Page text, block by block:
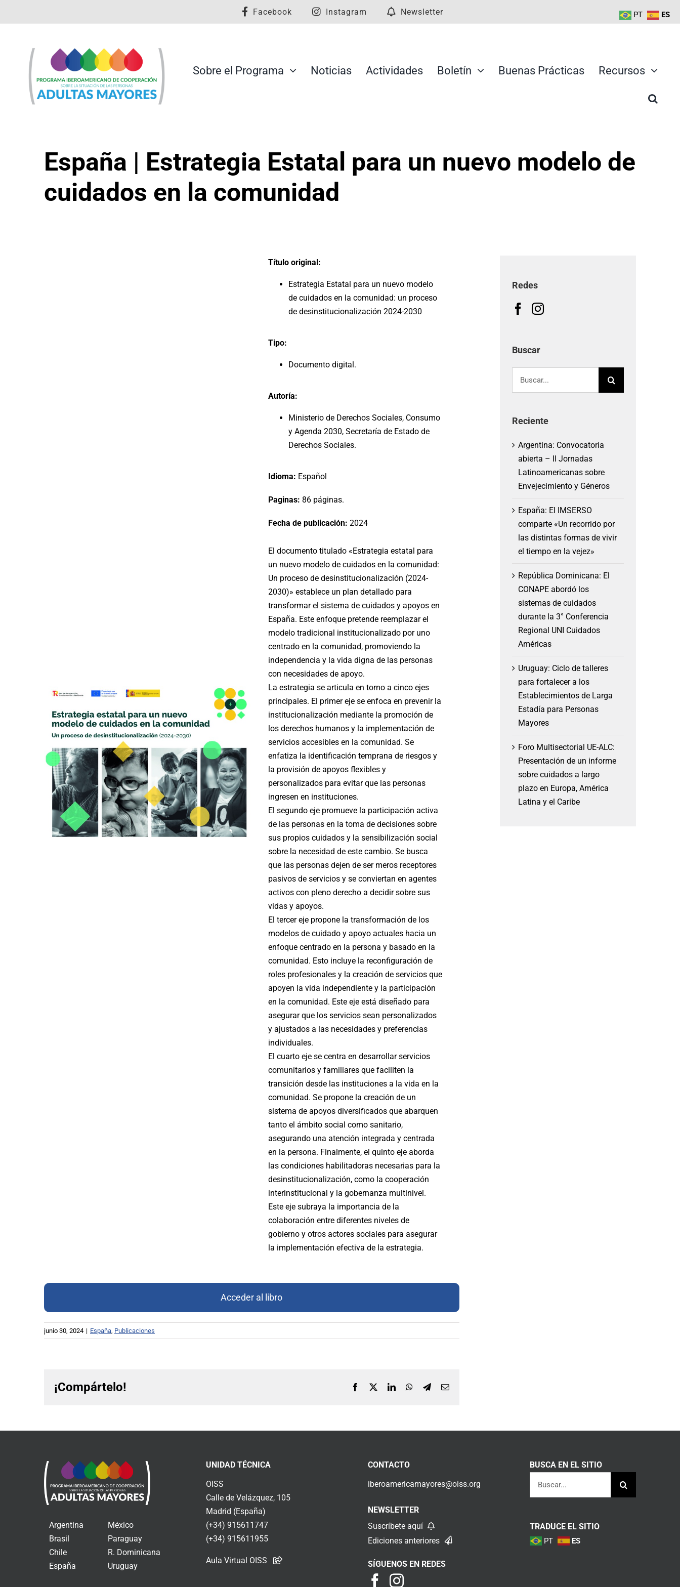
Facebook Instagram Newsletter
Sobre el Programa Noticias Actividades Boletín Buenas Prácticas Recursos
España | Estrategia Estatal para un nuevo modelo de
cuidados en la comunidad
Título original:
Estrategia Estatal para un nuevo modelo
de cuidados en la comunidad: un proceso
de desinstitucionalización 2024-2030
Tipo:
Documento digital.
Autoría:
Ministerio de Derechos Sociales, Consumo
y Agenda 2030, Secretaría de Estado de
Derechos Sociales.
Idioma: Español
Paginas: 86 páginas.
Fecha de publicación: 2024
El documento titulado «Estrategia estatal para
un nuevo modelo de cuidados en la comunidad:
Un proceso de desinstitucionalización (2024-
2030)» establece un plan detallado para
transformar el sistema de cuidados y apoyos en
España. Este enfoque pretende reemplazar el
modelo tradicional institucionalizado por uno
centrado en la comunidad, promoviendo la
independencia y la vida digna de las personas
con necesidades de apoyo.
La estrategia se articula en torno a cinco ejes
principales. El primer eje se enfoca en prevenir la
institucionalización mediante la promoción de
los derechos humanos y la implementación de
servicios accesibles en la comunidad. Se
enfatiza la identificación temprana de riesgos y
la provisión de apoyos flexibles y
personalizados para evitar que las personas
ingresen en instituciones.
El segundo eje promueve la participación activa
de las personas en la toma de decisiones sobre
sus propios cuidados y la sensibilización social
sobre la necesidad de este cambio. Se busca
que las personas dejen de ser meros receptores
pasivos de servicios y se conviertan en agentes
activos con pleno derecho a decidir sobre sus
vidas y apoyos.
El tercer eje propone la transformación de los
modelos de cuidado y apoyo actuales hacia un
enfoque centrado en la persona y basado en la
comunidad. Esto incluye la reconfiguración de
roles profesionales y la creación de servicios que
apoyen la vida independiente y la participación
en la comunidad. Este eje está diseñado para
asegurar que los servicios sean personalizados
y ajustados a las necesidades y preferencias
individuales.
El cuarto eje se centra en desarrollar servicios
comunitarios y familiares que faciliten la
transición desde las instituciones a la vida en la
comunidad. Se propone la creación de un
sistema de apoyos diversificados que abarquen
tanto el ámbito social como sanitario,
asegurando una atención integrada y centrada
en la persona. Finalmente, el quinto eje aborda
las condiciones habilitadoras necesarias para la
desinstitucionalización, como la cooperación
interinstitucional y la gobernanza multinivel.
Este eje subraya la importancia de la
colaboración entre diferentes niveles de
gobierno y otros actores sociales para asegurar
la implementación efectiva de la estrategia.
Acceder al libro
junio 30, 2024 | España, Publicaciones
¡Compártelo! Facebook
X LinkedInWhatsApp
TelegramCorreo
Redes
Buscar
Reciente
Argentina: Convocatoria
abierta – II Jornadas
Latinoamericanas sobre
Envejecimiento y Géneros
España: El IMSERSO
comparte «Un recorrido por
las distintas formas de vivir
el tiempo en la vejez»
República Dominicana: El
CONAPE abordó los
sistemas de cuidados
durante la 3° Conferencia
Regional UNI Cuidados
Américas
Uruguay: Ciclo de talleres
para fortalecer a los
Establecimientos de Larga
Estadía para Personas
Mayores
Foro Multisectorial UE-ALC:
Presentación de un informe
sobre cuidados a largo
plazo en Europa, América
Latina y el Caribe
Argentina
Brasil
Chile
España
México
Paraguay
R. Dominicana
Uruguay
UNIDAD TÉCNICA
OISS
Calle de Velázquez, 105
Madrid (España)
(+34) 915611747
(+34) 915611955
Aula Virtual OISS
CONTACTO
iberoamericamayores@oiss.org
NEWSLETTER
Suscríbete aquí
Ediciones anteriores
SÍGUENOS EN REDES
BUSCA EN EL SITIO
TRADUCE EL SITIO
PT ES
PT ES